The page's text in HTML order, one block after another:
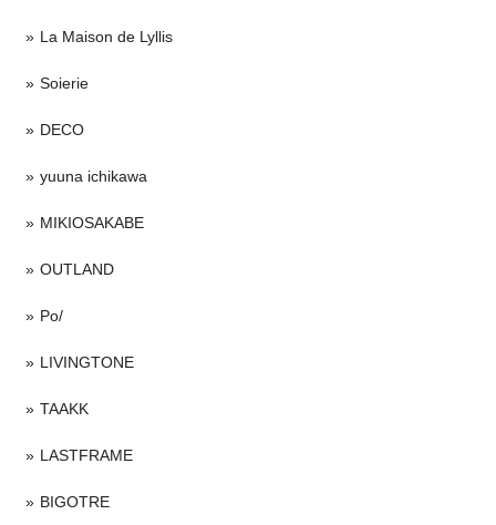
La Maison de Lyllis
Soierie
DECO
yuuna ichikawa
MIKIOSAKABE
OUTLAND
Po/
LIVINGTONE
TAAKK
LASTFRAME
BIGOTRE